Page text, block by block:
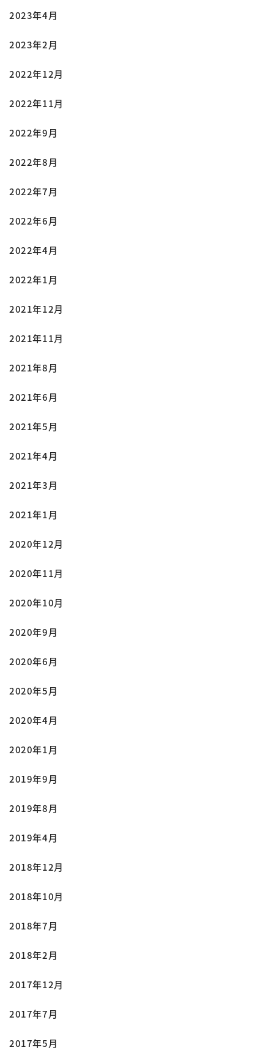
2023年4月
2023年2月
2022年12月
2022年11月
2022年9月
2022年8月
2022年7月
2022年6月
2022年4月
2022年1月
2021年12月
2021年11月
2021年8月
2021年6月
2021年5月
2021年4月
2021年3月
2021年1月
2020年12月
2020年11月
2020年10月
2020年9月
2020年6月
2020年5月
2020年4月
2020年1月
2019年9月
2019年8月
2019年4月
2018年12月
2018年10月
2018年7月
2018年2月
2017年12月
2017年7月
2017年5月